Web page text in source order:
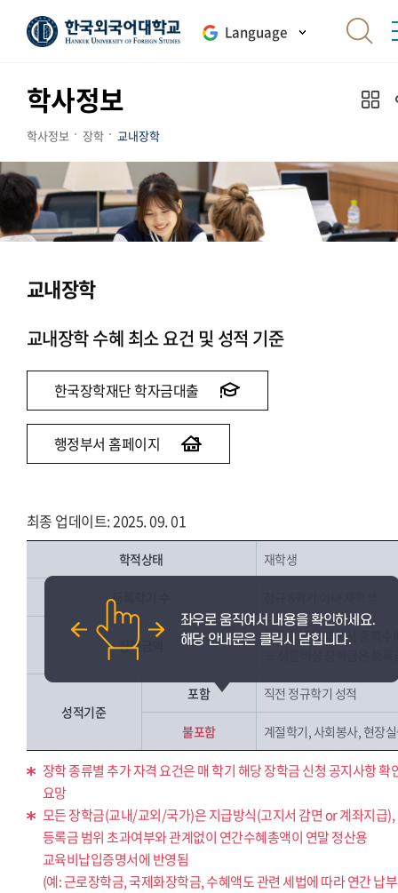
Language
학사정보
학사정보 장학 교내장학
교내장학
교내장학 수혜 최소 요건 및 성적 기준
한국장학재단 학자금대출
행정부서 홈페이지
최종 업데이트: 2025. 09. 01
학적상태 재학생
등록학기 수
장학금액
등록금 범위 내에서 중복수
성적기준
포함 직전 정규학기 성적
불포함 계절학기, 사회봉사, 현장
장학 종류별 추가 자격 요건은 매 학기 해당 장학금 신청 공지사항 확
요망
모든 장학금(교내/교외/국가)은 지급방식(고지서 감면 or 계좌지급),
등록금 범위 초과여부와 관계없이 연간수혜총액이 연말 정산용
교육비납입증명서에 반영됨
(예: 근로장학금, 국제화장학금, 수혜액도 관련 세법에 따라 연간 납